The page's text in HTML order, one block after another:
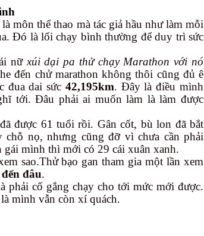
là môn thể thao mà tác giả hầu như làm mỗi
Đó là lối chạy bình thường để duy trì sức
nữ xúi dại pa thử chạy Marathon với nó
đến chử marathon không thôi cũng đủ ê
đua dai sức 42,195km. Đây là điều mình
tới. Đâu phải ai muốn làm là làm được
được 61 tuổi rồi. Gân cốt, bù lon đã bắt
chỗ nọ, nhưng cũng đỡ vì chưa cần phải
mình thì mới có 29 cái xuân xanh.
sao.Thử bạo gan tham gia một lần xem
đâu.
phải cố gắng chạy cho tới mức mới được.
mình vẫn còn xí quách.